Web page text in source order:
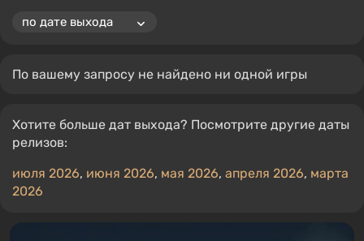
По вашему запросу не найдено ни одной игры
Хотите больше дат выхода? Посмотрите другие даты
релизов:
июля 2026, июня 2026, мая 2026, апреля 2026, марта
2026